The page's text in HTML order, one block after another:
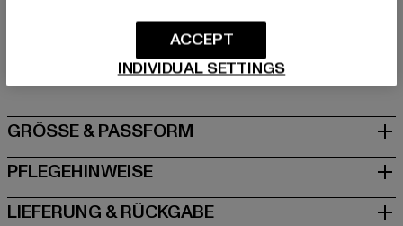
Hersteller: TB International GmbH |info@tbint.de
Dr.-Robert-Murjahn-Straße 7 | 64372 Ober-Ramstadt |
GRÖSSE & PASSFORM
PFLEGEHINWEISE
LIEFERUNG & RÜCKGABE
INDIVIDUAL SETTINGS
ACCEPT